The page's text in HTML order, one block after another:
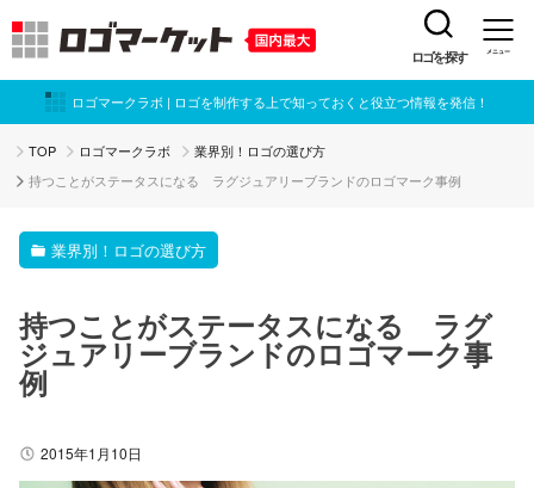
ロゴを探す メニュー
ロゴマークラボ | ロゴを制作する上で知っておくと役立つ情報を発信！
TOP ロゴマークラボ 業界別！ロゴの選び方
持つことがステータスになる ラグジュアリーブランドのロゴマーク事例
業界別！ロゴの選び方
持つことがステータスになる ラグ
ジュアリーブランドのロゴマーク事
例
2015年1月10日